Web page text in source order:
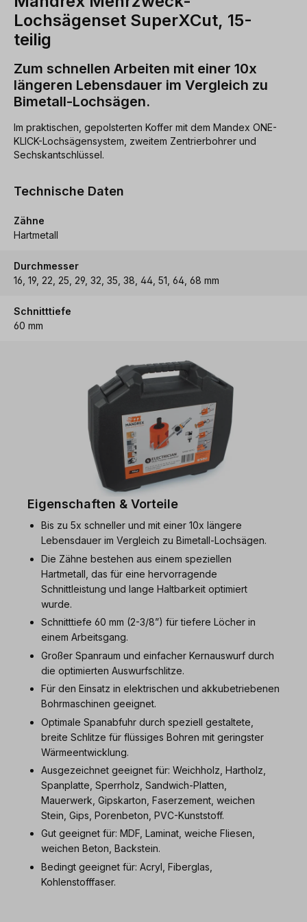
Lochsägenset SuperXCut, 15-
teilig
Zum schnellen Arbeiten mit einer 10x
längeren Lebensdauer im Vergleich zu
Bimetall-Lochsägen.
Im praktischen, gepolsterten Koffer mit dem Mandex ONE-
KLICK-Lochsägensystem, zweitem Zentrierbohrer und
Sechskantschlüssel.
Technische Daten
Zähne
Hartmetall
Durchmesser
16, 19, 22, 25, 29, 32, 35, 38, 44, 51, 64, 68 mm
Schnitttiefe
60 mm
Eigenschaften & Vorteile
Bis zu 5x schneller und mit einer 10x längere
Lebensdauer im Vergleich zu Bimetall-Lochsägen.
Die Zähne bestehen aus einem speziellen
Hartmetall, das für eine hervorragende
Schnittleistung und lange Haltbarkeit optimiert
wurde.
Schnitttiefe 60 mm (2-3/8”) für tiefere Löcher in
einem Arbeitsgang.
Großer Spanraum und einfacher Kernauswurf durch
die optimierten Auswurfschlitze.
Für den Einsatz in elektrischen und akkubetriebenen
Bohrmaschinen geeignet.
Optimale Spanabfuhr durch speziell gestaltete,
breite Schlitze für flüssiges Bohren mit geringster
Wärmeentwicklung.
Ausgezeichnet geeignet für: Weichholz, Hartholz,
Spanplatte, Sperrholz, Sandwich-Platten,
Mauerwerk, Gipskarton, Faserzement, weichen
Stein, Gips, Porenbeton, PVC-Kunststoff.
Gut geeignet für: MDF, Laminat, weiche Fliesen,
weichen Beton, Backstein.
Bedingt geeignet für: Acryl, Fiberglas,
Kohlenstofffaser.